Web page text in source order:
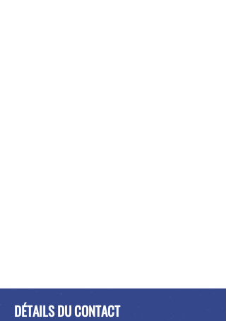
DÉTAILS DU CONTACT